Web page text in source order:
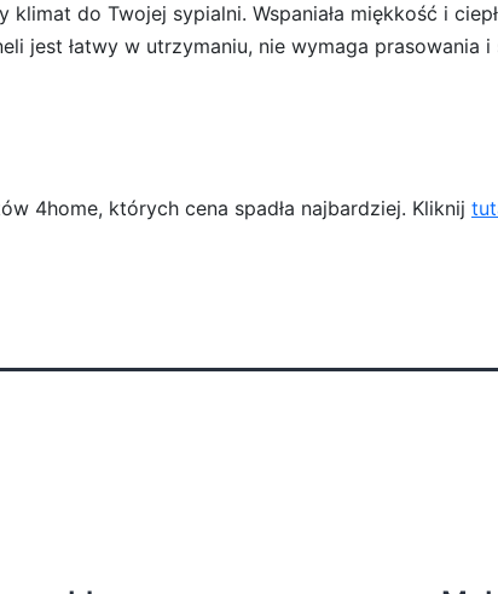
do Twojej sypialni. Wspaniała miękkość i
jest łatwy w utrzymaniu, nie wymaga prasowania
4home, których cena spadła najbardziej. Kliknij